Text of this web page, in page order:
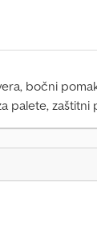
bočni
palete,